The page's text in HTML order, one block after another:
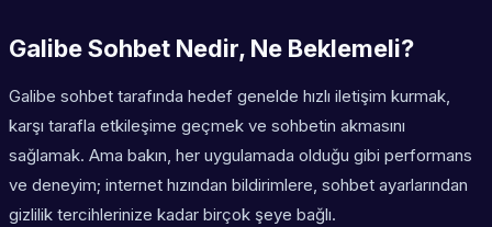
Galibe Sohbet Nedir, Ne Beklemeli?
Galibe sohbet tarafında hedef genelde hızlı iletişim kurmak,
karşı tarafla etkileşime geçmek ve sohbetin akmasını
sağlamak. Ama bakın, her uygulamada olduğu gibi performans
ve deneyim; internet hızından bildirimlere, sohbet ayarlarından
gizlilik tercihlerinize kadar birçok şeye bağlı.